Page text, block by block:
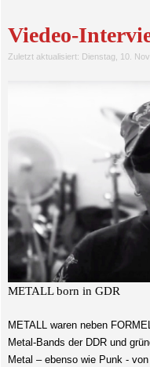
Viedeo-
Zuletzt aktualisiert: Dienstag, 10.
METALL born in GDR
METALL waren neben
Metal-Bands der DDR und
Metal – ebenso wie Punk -